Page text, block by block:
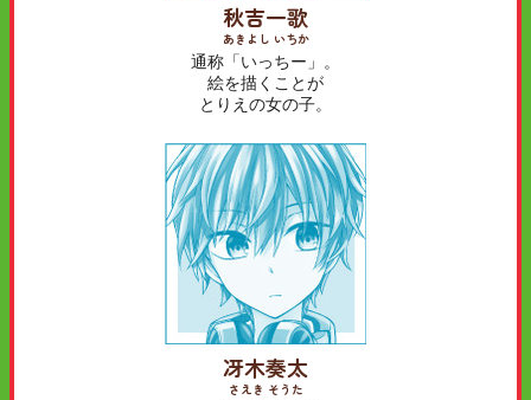
秋吉一歌
あきよし いちか
通称「いっちー」。
絵を描くことが
とりえの女の子。
冴木奏太
さえき そうた